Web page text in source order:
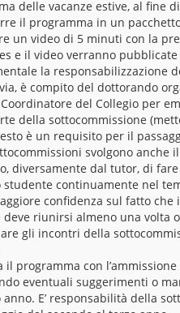
delle vacanze estive, al fine
il programma in un
un video di 5 minuti con la
e il video verranno
la responsabilizzazione
è compito del dottorando
del Collegio per
della sottocommissione
è un requisito per il
svolgono
diversamente dal tutor, di
studente continuamente nel
confidenza sul fatto
deve riunirsi almeno una volta
gli incontri della
il programma con
eventuali suggerimenti o
anno. E’ responsabilità della